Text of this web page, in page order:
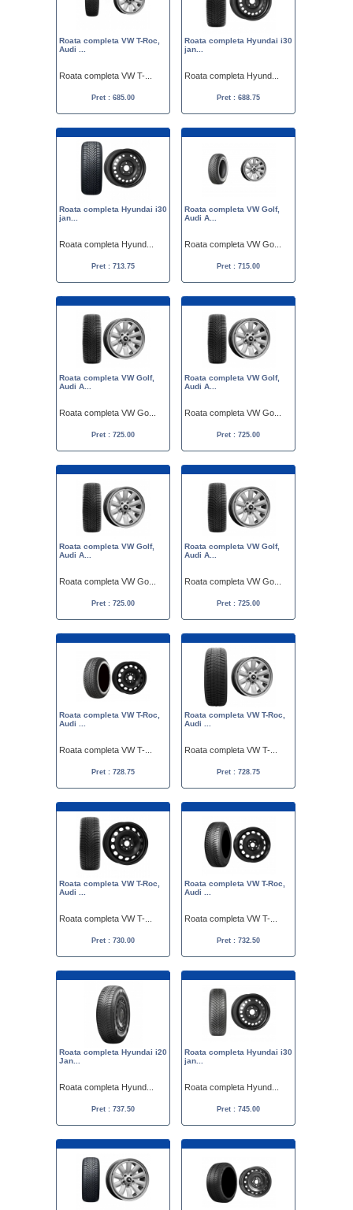
Roata completa VW T-Roc,
Audi ...
Roata completa VW T-...
Pret : 685.00
Roata completa Hyundai i30
jan...
Roata completa Hyund...
Pret : 688.75
Roata completa Hyundai i30
jan...
Roata completa Hyund...
Pret : 713.75
Roata completa VW Golf,
Audi A...
Roata completa VW Go...
Pret : 715.00
Roata completa VW Golf,
Audi A...
Roata completa VW Go...
Pret : 725.00
Roata completa VW Golf,
Audi A...
Roata completa VW Go...
Pret : 725.00
Roata completa VW Golf,
Audi A...
Roata completa VW Go...
Pret : 725.00
Roata completa VW Golf,
Audi A...
Roata completa VW Go...
Pret : 725.00
Roata completa VW T-Roc,
Audi ...
Roata completa VW T-...
Pret : 728.75
Roata completa VW T-Roc,
Audi ...
Roata completa VW T-...
Pret : 728.75
Roata completa VW T-Roc,
Audi ...
Roata completa VW T-...
Pret : 730.00
Roata completa VW T-Roc,
Audi ...
Roata completa VW T-...
Pret : 732.50
Roata completa Hyundai i20
Jan...
Roata completa Hyund...
Pret : 737.50
Roata completa Hyundai i30
jan...
Roata completa Hyund...
Pret : 745.00